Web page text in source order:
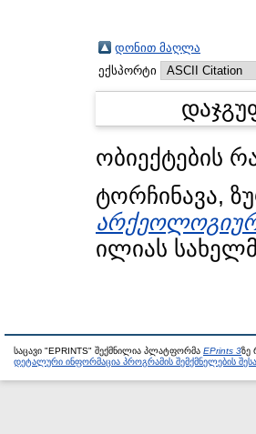
დონით მაღლა
ექსპორტი
ობიექტების
ტორჩინავა,
ილიას
საცავი "EPRINTS" შექმნილია პლატფორმა EPrints 3ზე
დეტალური ინფორმაცია პროგრამის შემქმნელების